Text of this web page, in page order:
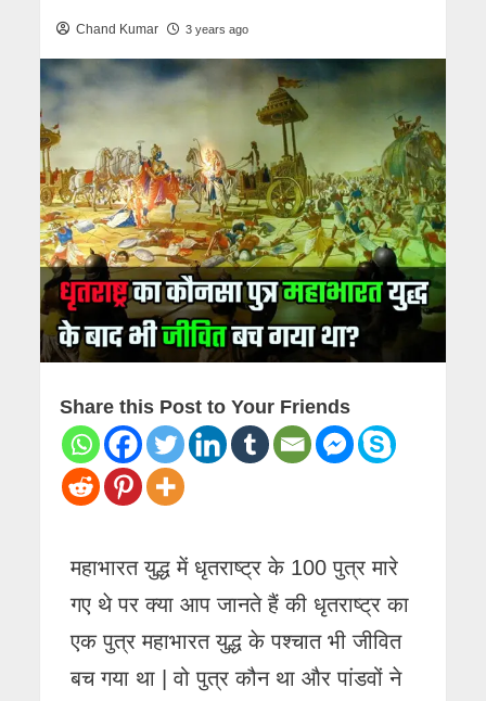
Chand Kumar 3 years ago
Share this Post to Your Friends
महाभारत युद्ध में धृतराष्ट्र के 100 पुत्र मारे
गए थे पर क्या आप जानते हैं की धृतराष्ट्र का
एक पुत्र महाभारत युद्ध के पश्चात भी जीवित
बच गया था | वो पुत्र कौन था और पांडवों ने